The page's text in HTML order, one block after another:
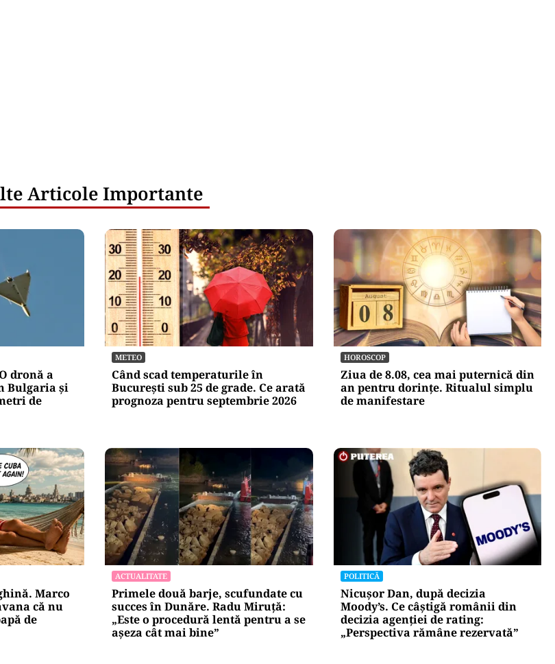
Articole Importante
dronă a
Bulgaria şi
de
METEO
Când scad temperaturile în
București sub 25 de grade. Ce arată
prognoza pentru septembrie 2026
HOROSCOP
Ziua de 8.08, cea mai puternică din
an pentru dorințe. Ritualul simplu
de manifestare
Marco
că nu
de
ACTUALITATE
Primele două barje, scufundate cu
succes în Dunăre. Radu Miruță:
„Este o procedură lentă pentru a se
așeza cât mai bine”
POLITICĂ
Nicușor Dan, după decizia
Moody’s. Ce câștigă românii din
decizia agenției de rating:
„Perspectiva rămâne rezervată”